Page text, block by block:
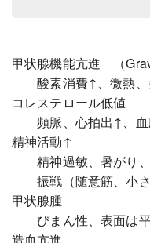
甲状腺機能亢進 （
酸素消費↑、微熱、
コレステロール低値
頻脈、心拍出↑、血
精神活動↑
精神過敏、暑がり
振戦（随意筋、小さ
甲状腺腫
びまん性、表面は
造血亢進